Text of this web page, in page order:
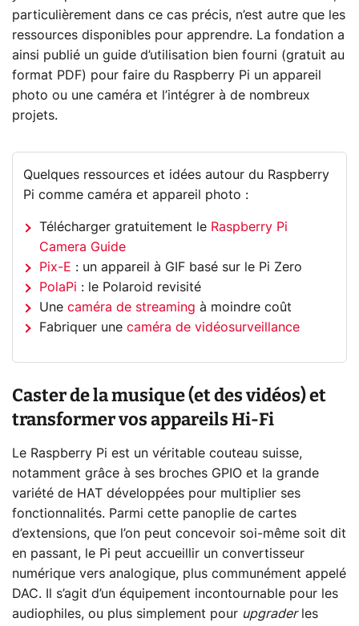
particulièrement dans ce cas précis, n’est autre que les
ressources disponibles pour apprendre. La fondation a
ainsi publié un guide d’utilisation bien fourni (gratuit au
format PDF) pour faire du Raspberry Pi un appareil
photo ou une caméra et l’intégrer à de nombreux
projets.
Quelques ressources et idées autour du Raspberry
Pi comme caméra et appareil photo :
Télécharger gratuitement le Raspberry Pi
Camera Guide
Pix-E : un appareil à GIF basé sur le Pi Zero
PolaPi : le Polaroid revisité
Unecaméra de streaming à moindre coût
Fabriquer unecaméra de vidéosurveillance
Caster de la musique (et des vidéos) et
transformer vos appareils Hi-Fi
Le Raspberry Pi est un véritable couteau suisse,
notamment grâce à ses broches GPIO et la grande
variété de HAT développées pour multiplier ses
fonctionnalités. Parmi cette panoplie de cartes
d’extensions, que l’on peut concevoir soi-même soit dit
en passant, le Pi peut accueillir un convertisseur
numérique vers analogique, plus communément appelé
DAC. Il s’agit d’un équipement incontournable pour les
audiophiles, ou plus simplement pour upgraderles